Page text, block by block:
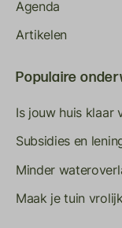
Agenda
Artikelen
Populaire
Is jouw huis klaar
Subsidies en
Minder
Maak je tuin